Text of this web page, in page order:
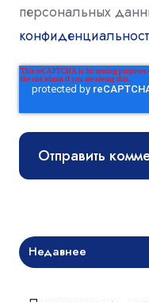
персональных
Недавнее